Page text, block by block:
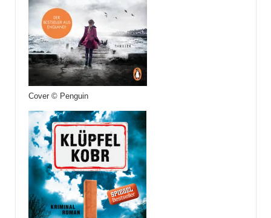
Cover © Penguin